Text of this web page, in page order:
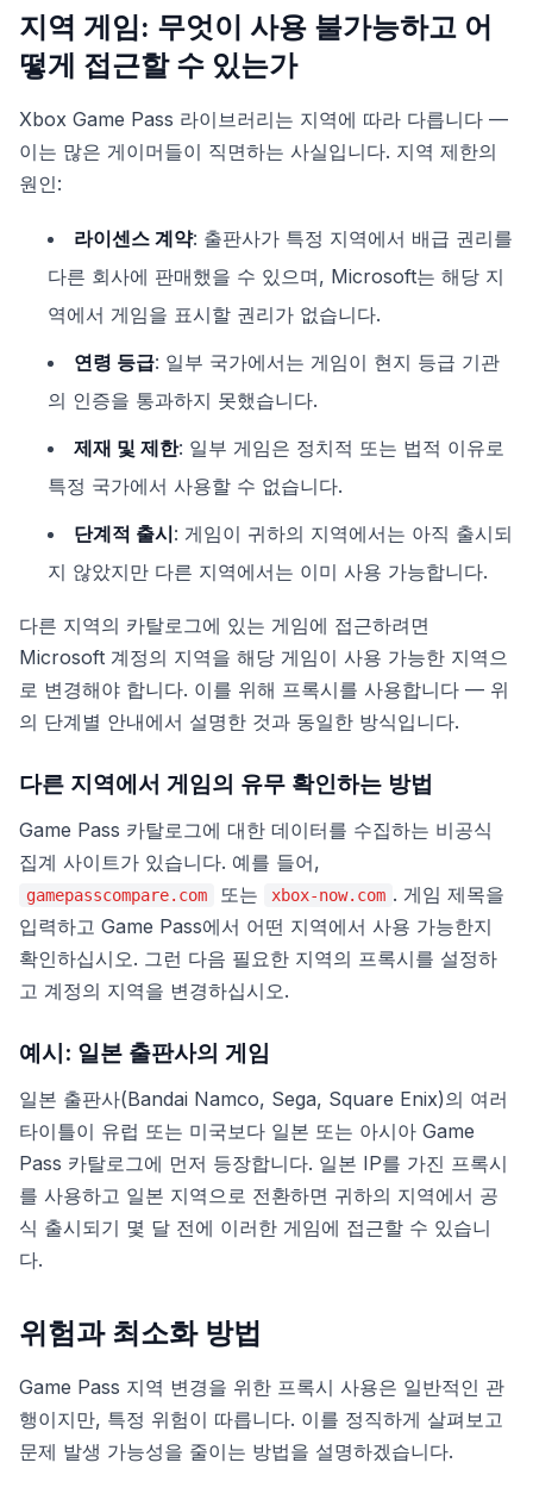
지역 게임: 무엇이 사용 불가능하고 어
떻게 접근할 수 있는가
Xbox Game Pass 라이브러리는 지역에 따라 다릅니다 —
이는 많은 게이머들이 직면하는 사실입니다. 지역 제한의
원인:
라이센스 계약: 출판사가 특정 지역에서 배급 권리를
다른 회사에 판매했을 수 있으며, Microsoft는 해당 지
역에서 게임을 표시할 권리가 없습니다.
연령 등급: 일부 국가에서는 게임이 현지 등급 기관
의 인증을 통과하지 못했습니다.
제재 및 제한: 일부 게임은 정치적 또는 법적 이유로
특정 국가에서 사용할 수 없습니다.
단계적 출시: 게임이 귀하의 지역에서는 아직 출시되
지 않았지만 다른 지역에서는 이미 사용 가능합니다.
다른 지역의 카탈로그에 있는 게임에 접근하려면
Microsoft 계정의 지역을 해당 게임이 사용 가능한 지역으
로 변경해야 합니다. 이를 위해 프록시를 사용합니다 — 위
의 단계별 안내에서 설명한 것과 동일한 방식입니다.
다른 지역에서 게임의 유무 확인하는 방법
Game Pass 카탈로그에 대한 데이터를 수집하는 비공식
집계 사이트가 있습니다. 예를 들어,
gamepasscompare.com 또는 xbox-now.com . 게임 제목을
입력하고 Game Pass에서 어떤 지역에서 사용 가능한지
확인하십시오. 그런 다음 필요한 지역의 프록시를 설정하
고 계정의 지역을 변경하십시오.
예시: 일본 출판사의 게임
일본 출판사(Bandai Namco, Sega, Square Enix)의 여러
타이틀이 유럽 또는 미국보다 일본 또는 아시아 Game
Pass 카탈로그에 먼저 등장합니다. 일본 IP를 가진 프록시
를 사용하고 일본 지역으로 전환하면 귀하의 지역에서 공
식 출시되기 몇 달 전에 이러한 게임에 접근할 수 있습니
다.
위험과 최소화 방법
Game Pass 지역 변경을 위한 프록시 사용은 일반적인 관
행이지만, 특정 위험이 따릅니다. 이를 정직하게 살펴보고
문제 발생 가능성을 줄이는 방법을 설명하겠습니다.